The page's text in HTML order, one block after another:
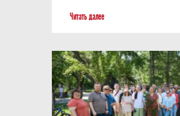
Читать далее